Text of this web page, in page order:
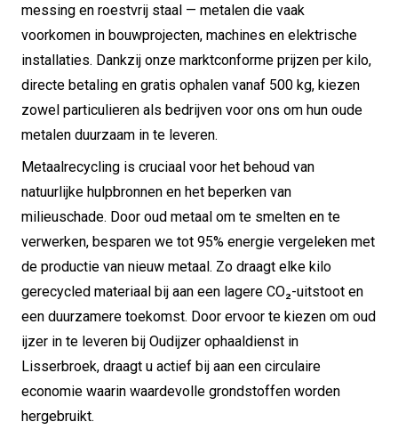
messing en roestvrij staal — metalen die vaak
voorkomen in bouwprojecten, machines en elektrische
installaties. Dankzij onze marktconforme prijzen per kilo,
directe betaling en gratis ophalen vanaf 500 kg, kiezen
zowel particulieren als bedrijven voor ons om hun oude
metalen duurzaam in te leveren.
Metaalrecycling is cruciaal voor het behoud van
natuurlijke hulpbronnen en het beperken van
milieuschade. Door oud metaal om te smelten en te
verwerken, besparen we tot 95% energie vergeleken met
de productie van nieuw metaal. Zo draagt elke kilo
gerecycled materiaal bij aan een lagere CO₂-uitstoot en
een duurzamere toekomst. Door ervoor te kiezen om oud
ijzer in te leveren bij Oudijzer ophaaldienst in
Lisserbroek, draagt u actief bij aan een circulaire
economie waarin waardevolle grondstoffen worden
hergebruikt.